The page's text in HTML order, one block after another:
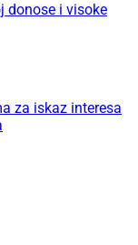
donose i visoke
za iskaz interesa